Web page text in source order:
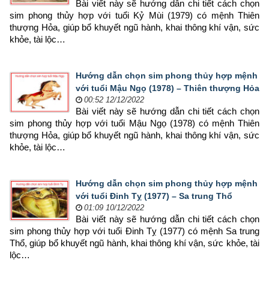
Bài viết này sẽ hướng dẫn chi tiết cách chọn
sim phong thủy hợp với tuổi Kỷ Mùi (1979) có mệnh Thiên
thượng Hỏa, giúp bổ khuyết ngũ hành, khai thông khí vận, sức
khỏe, tài lộc…
Hướng dẫn chọn sim phong thủy hợp mệnh
với tuổi Mậu Ngọ (1978) – Thiên thượng Hỏa
00:52 12/12/2022
Bài viết này sẽ hướng dẫn chi tiết cách chọn
sim phong thủy hợp với tuổi Mậu Ngọ (1978) có mệnh Thiên
thượng Hỏa, giúp bổ khuyết ngũ hành, khai thông khí vận, sức
khỏe, tài lộc…
Hướng dẫn chọn sim phong thủy hợp mệnh
với tuổi Đinh Tỵ (1977) – Sa trung Thổ
01:09 10/12/2022
Bài viết này sẽ hướng dẫn chi tiết cách chọn
sim phong thủy hợp với tuổi Đinh Tỵ (1977) có mệnh Sa trung
Thổ, giúp bổ khuyết ngũ hành, khai thông khí vận, sức khỏe, tài
lộc…